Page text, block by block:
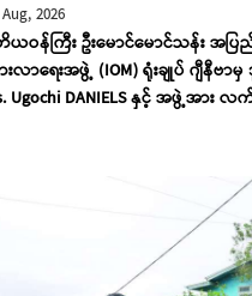
2026
ဝန်ကြီး ဦးမောင်မောင်သန်း အပြ
လာရေးအဖွဲ့ (IOM) ရုံးချုပ် ဂျီနီဗာ
Ugochi DANIELS နှင့် အဖွဲ့အား